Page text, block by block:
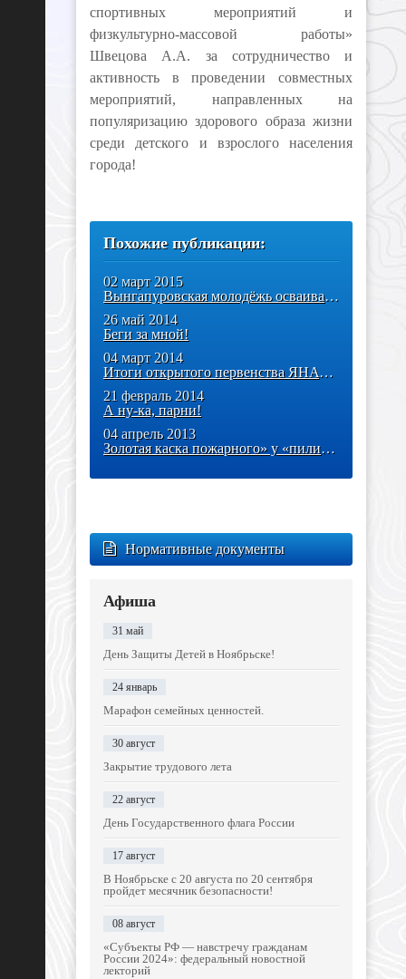
спортивных мероприятий и
физкультурно-массовой работы»
Швецова А.А. за сотрудничество и
активность в проведении совместных
мероприятий, направленных на
популяризацию здорового образа жизни
среди детского и взрослого населения
города!
Похожие публикации:
02 март 2015
Вынгапуровская молодёжь осваивает национальные виды спорта
26 май 2014
Беги за мной!
04 март 2014
Итоги открытого первенства ЯНАО по военно-прикладным видам спорта
21 февраль 2014
А ну-ка, парни!
04 апрель 2013
Золотая каска пожарного» у «пилигримов»
Нормативные документы
Афиша
31 май
День Защиты Детей в Ноябрьске!
24 январь
Марафон семейных ценностей.
30 август
Закрытие трудового лета
22 август
День Государственного флага России
17 август
В Ноябрьске с 20 августа по 20 сентября
пройдет месячник безопасности!
08 август
«Субъекты РФ — навстречу гражданам
России 2024»: федеральный новостной
лекторий